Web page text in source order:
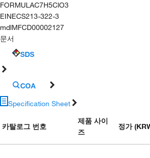
FORMULAC7H5ClO3
EINECS213-322-3
mdlMFCD00002127
문서
SDS
COA
Specification Sheet
카탈로그 번호
제품 사이
즈
정가